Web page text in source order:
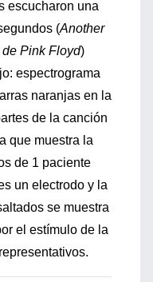
escucharon una
(Another
Pink Floyd)
espectrograma
naranjas en la
de la canción
que muestra la
de 1 paciente
un electrodo y la
se muestra
el estímulo de la